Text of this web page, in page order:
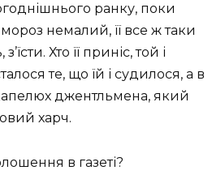
ранку, поки
немалий, її все ж таки
Хто її приніс, той і
те, що їй і судилося, а в
джентльмена, який
харч.
в газеті?